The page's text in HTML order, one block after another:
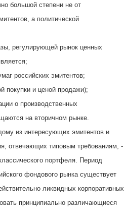
большой степени не от
а политической
регулирующей рынок ценных
российских эмитентов;
покупки и ценой продажи);
о производственных
на вторичном рынке.
из интересующих эмитентов и
отвечающих типовым требованиям, -
портфеля. Период
фондового рынка существует
ликвидных корпоративных
принципиально различающиеся